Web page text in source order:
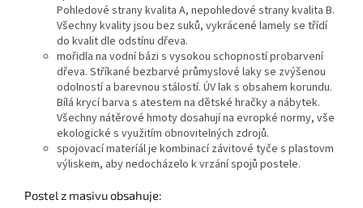
Pohledové strany kvalita A, nepohledové strany kvalita B.
Všechny kvality jsou bez suků, vykrácené lamely se třídí
do kvalit dle odstínu dřeva.
mořidla na vodní bázi s vysokou schopností probarvení
dřeva. Stříkané bezbarvé průmyslové laky se zvýšenou
odolností a barevnou stálostí. ÚV lak s obsahem korundu.
Bílá krycí barva s atestem na dětské hračky a nábytek.
Všechny nátěrové hmoty dosahují na evropké normy, vše
ekologické s využitím obnovitelných zdrojů.
spojovací materíál je kombinací závitové tyče s plastovm
výliskem, aby nedocházelo k vrzání spojů postele.
Postel z masivu obsahuje: